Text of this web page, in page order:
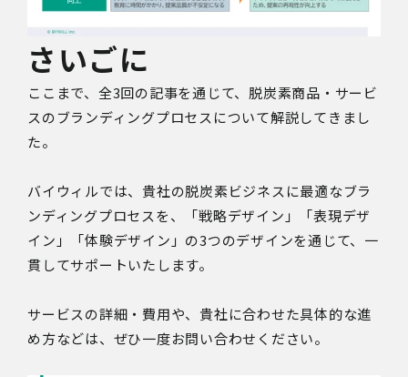
さいごに
ここまで、全3回の記事を通じて、脱炭素商品・サービ
スのブランディングプロセスについて解説してきまし
た。
バイウィルでは、貴社の脱炭素ビジネスに最適なブラ
ンディングプロセスを、「戦略デザイン」「表現デザ
イン」「体験デザイン」の3つのデザインを通じて、一
貫してサポートいたします。
サービスの詳細・費用や、貴社に合わせた具体的な進
め方などは、ぜひ一度お問い合わせください。